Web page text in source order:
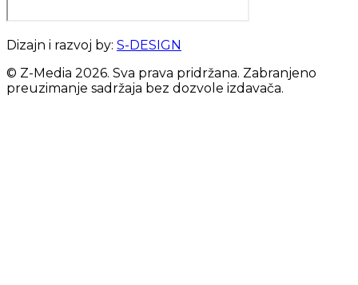
Dizajn i razvoj by: S-DESIGN
© Z-Media 2026. Sva prava pridržana. Zabranjeno
preuzimanje sadržaja bez dozvole izdavača.